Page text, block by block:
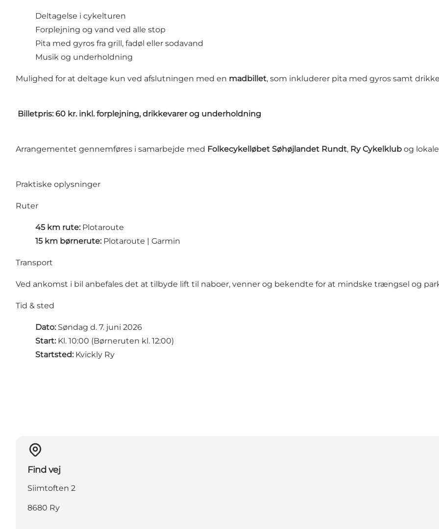
Deltagelse i cykelturen
Forplejning og vand ved alle stop
Pita med gyros fra grill, fadøl eller sodavand
Musik og underholdning
Mulighed for at deltage kun ved afslutningen med en madbillet, som inkluderer pita med gyros samt
Billetpris: 60 kr. inkl. forplejning, drikkevarer og underholdning
Arrangementet gennemføres i samarbejde med Folkecykelløbet Søhøjlandet Rundt, Ry Cykelklub og
Praktiske oplysninger
Ruter
45 km rute: Plotaroute
15 km børnerute: Plotaroute | Garmin
Transport
Ved ankomst i bil anbefales det at tilbyde lift til naboer, venner og bekendte for at mindske trængsel og
Tid & sted
Dato: Søndag d. 7. juni 2026
Start: Kl. 10:00 (Børneruten kl. 12:00)
Startsted: Kvickly Ry
Find vej
Siimtoften 2
8680 Ry